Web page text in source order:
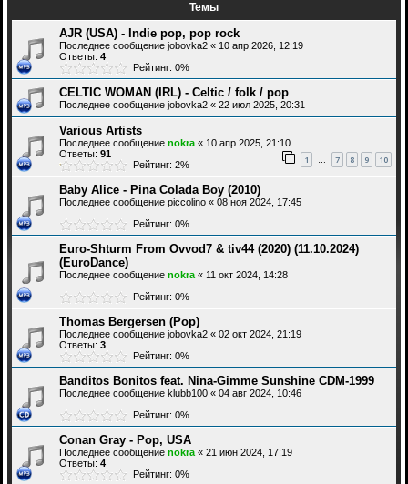
Темы
AJR (USA) - Indie pop, pop rock
Последнее сообщение jobovka2 « 10 апр 2026, 12:19
Ответы: 4
Рейтинг: 0%
CELTIC WOMAN (IRL) - Celtic / folk / pop
Последнее сообщение jobovka2 « 22 июл 2025, 20:31
Various Artists
Последнее сообщение nokra « 10 апр 2025, 21:10
Ответы: 91 1 … 7 8 9 10
Рейтинг: 2%
Baby Alice - Pina Colada Boy (2010)
Последнее сообщение piccolino « 08 ноя 2024, 17:45
Рейтинг: 0%
Euro-Shturm From Ovvod7 & tiv44 (2020) (11.10.2024)
(EuroDance)
Последнее сообщение nokra « 11 окт 2024, 14:28
Рейтинг: 0%
Thomas Bergersen (Pop)
Последнее сообщение jobovka2 « 02 окт 2024, 21:19
Ответы: 3
Рейтинг: 0%
Banditos Bonitos feat. Nina-Gimme Sunshine CDM-1999
Последнее сообщение klubb100 « 04 авг 2024, 10:46
Рейтинг: 0%
Conan Gray - Pop, USA
Последнее сообщение nokra « 21 июн 2024, 17:19
Ответы: 4
Рейтинг: 0%